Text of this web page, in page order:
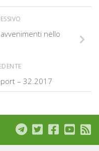
nello
– 32.2017